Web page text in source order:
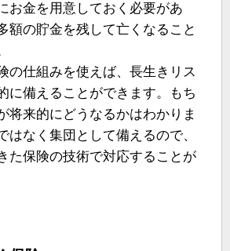
お金を用意しておく必要があ
額の貯金を残して亡くなること
の仕組みを使えば、長生きリス
に備えることができます。もち
将来的にどうなるかはわかりま
はなく集団として備えるので、
た保険の技術で対応することが